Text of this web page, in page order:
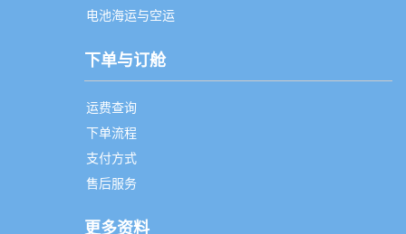
电池海运与空运
下单与订舱
运费查询
下单流程
支付方式
售后服务
更多资料